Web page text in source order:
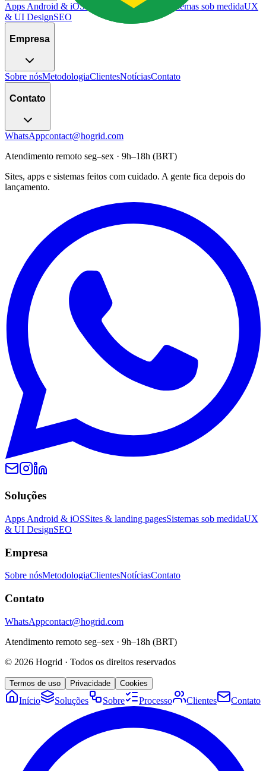
Apps Android & iOS Sites & landing pages Sistemas sob medidaUX
& UI DesignSEO
Empresa
Sobre nósMetodologiaClientesNotíciasContato
Contato
WhatsAppcontact@hogrid.com
Atendimento remoto seg–sex · 9h–18h (BRT)
Sites, apps e sistemas feitos com cuidado. A gente fica depois do
lançamento.
Soluções
Apps Android & iOSSites & landing pagesSistemas sob medidaUX
& UI DesignSEO
Empresa
Sobre nósMetodologiaClientesNotíciasContato
Contato
WhatsAppcontact@hogrid.com
Atendimento remoto seg–sex · 9h–18h (BRT)
© 2026 Hogrid · Todos os direitos reservados
Termos de uso Privacidade Cookies
Início Soluções Sobre Processo Clientes Contato